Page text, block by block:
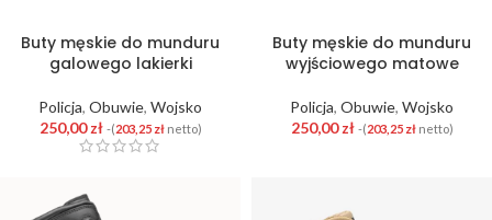
Buty męskie do munduru
galowego lakierki
Policja, Obuwie, Wojsko
250,00zł -(203,25 złnetto)
Buty męskie do munduru
wyjściowego matowe
Policja, Obuwie, Wojsko
250,00zł -(203,25 złnetto)